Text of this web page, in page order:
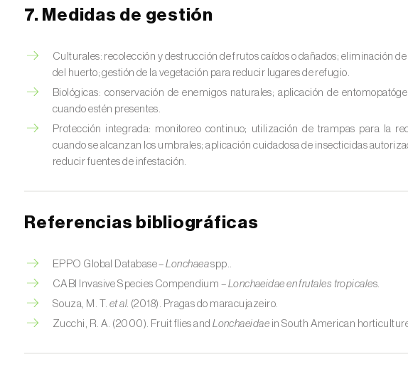
7. Medidas de gestión
Culturales: recolección y destrucción de frutos caídos o dañados; eliminación
del huerto; gestión de la vegetación para reducir lugares de refugio.
Biológicas: conservación de enemigos naturales; aplicación de
cuando estén presentes.
Protección integrada: monitoreo continuo; utilización de trampas para la
cuando se alcanzan los umbrales; aplicación cuidadosa de insecticidas
reducir fuentes de infestación.
Referencias bibliográficas
EPPO Global Database –Lonchaeaspp..
CABI Invasive Species Compendium – Lonchaeidae en frutales tropicales.
Souza, M. T. et al. (2018). Pragas do maracujazeiro.
Zucchi, R. A. (2000). Fruit flies andLonchaeidae in South American